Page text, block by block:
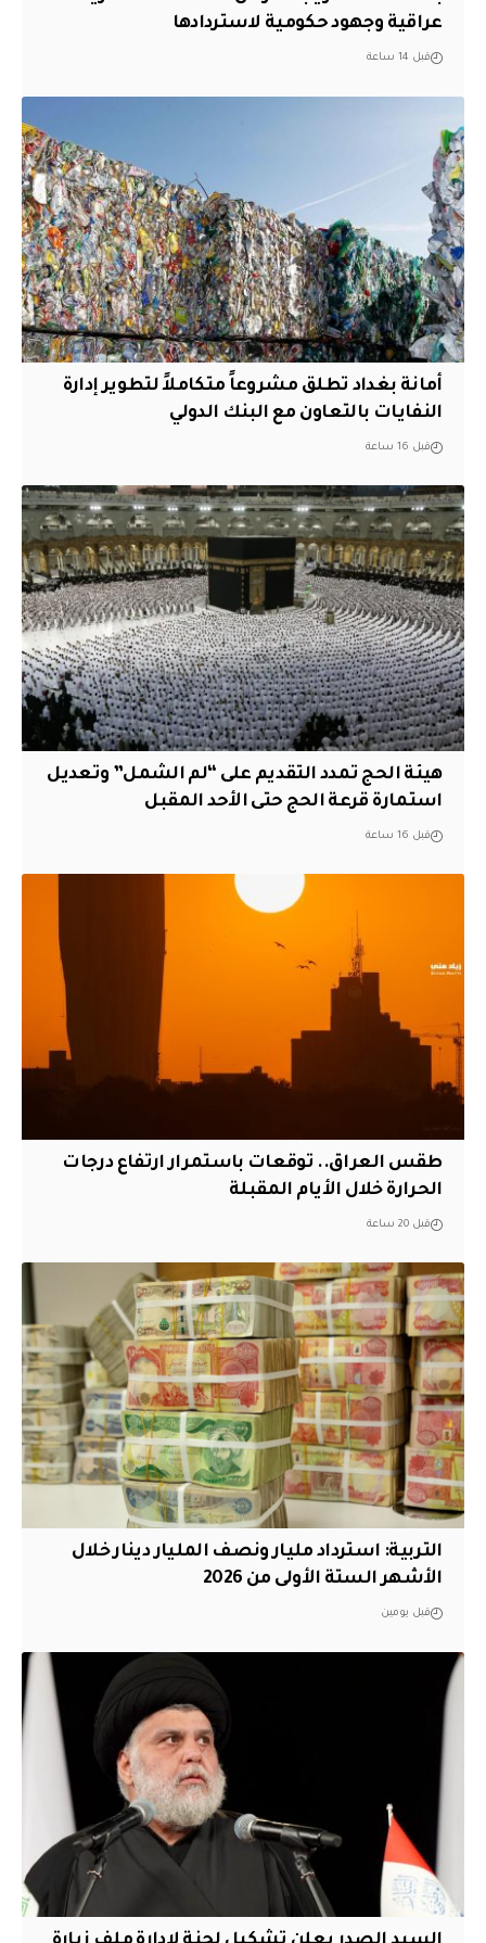
عراقية وجهود حكومية لاستردادها
قبل 14 ساعة
أمانة بغداد تطلق مشروعاً متكاملاً لتطوير إدارة
النفايات بالتعاون مع البنك الدولي
قبل 16 ساعة
هيئة الحج تمدد التقديم على “لم الشمل” وتعديل
استمارة قرعة الحج حتى الأحد المقبل
قبل 16 ساعة
طقس العراق.. توقعات باستمرار ارتفاع درجات
الحرارة خلال الأيام المقبلة
قبل 20 ساعة
التربية: استرداد مليار ونصف المليار دينار خلال
الأشهر الستة الأولى من 2026
قبل يومين